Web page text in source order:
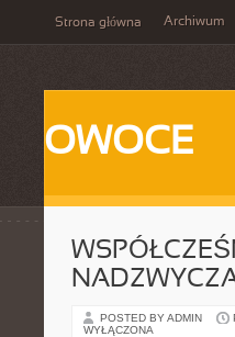
Strona główna Archiwum
OWOCE
POSTED BY ADMIN
WYŁĄCZONA